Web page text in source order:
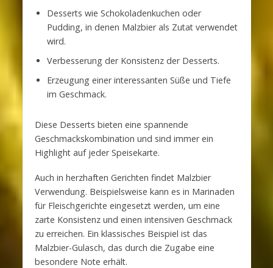
Desserts wie Schokoladenkuchen oder
Pudding, in denen Malzbier als Zutat verwendet
wird.
Verbesserung der Konsistenz der Desserts.
Erzeugung einer interessanten Süße und Tiefe
im Geschmack.
Diese Desserts bieten eine spannende
Geschmackskombination und sind immer ein
Highlight auf jeder Speisekarte.
Auch in herzhaften Gerichten findet Malzbier
Verwendung. Beispielsweise kann es in Marinaden
für Fleischgerichte eingesetzt werden, um eine
zarte Konsistenz und einen intensiven Geschmack
zu erreichen. Ein klassisches Beispiel ist das
Malzbier-Gulasch, das durch die Zugabe eine
besondere Note erhält.